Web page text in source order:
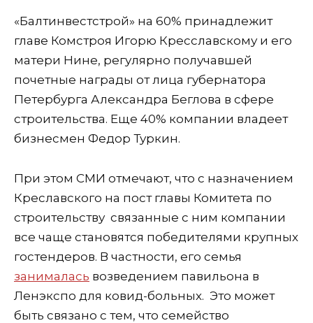
«Балтинвестстрой» на 60% принадлежит
главе Комстроя Игорю Кресславскому и его
матери Нине, регулярно получавшей
почетные награды от лица губернатора
Петербурга Александра Беглова в сфере
строительства. Еще 40% компании владеет
бизнесмен Федор Туркин.
При этом СМИ отмечают, что с назначением
Креславского на пост главы Комитета по
строительству связанные с ним компании
все чаще становятся победителями крупных
гостендеров. В частности, его семья
занималась возведением павильона в
Ленэкспо для ковид-больных. Это может
быть связано с тем, что семейство